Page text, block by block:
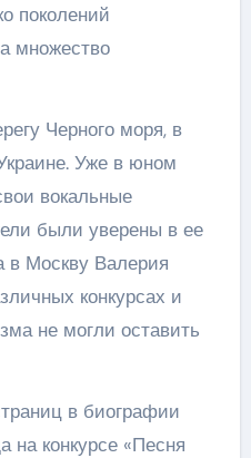
поколений
множество
Черного моря, в
Уже в юном
вокальные
были уверены в ее
в Москву Валерия
конкурсах и
не могли оставить
в биографии
на конкурсе «Песня